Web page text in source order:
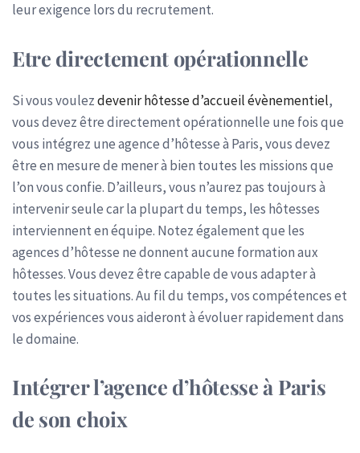
leur exigence lors du recrutement.
Etre directement opérationnelle
Si vous voulezdevenir hôtesse d’accueil évènementiel,
vous devez être directement opérationnelle une fois que
vous intégrez une agence d’hôtesse à Paris, vous devez
être en mesure de mener à bien toutes les missions que
l’on vous confie. D’ailleurs, vous n’aurez pas toujours à
intervenir seule car la plupart du temps, les hôtesses
interviennent en équipe. Notez également que les
agences d’hôtesse ne donnent aucune formation aux
hôtesses. Vous devez être capable de vous adapter à
toutes les situations. Au fil du temps, vos compétences et
vos expériences vous aideront à évoluer rapidement dans
le domaine.
Intégrer l’agence d’hôtesse à Paris
de son choix